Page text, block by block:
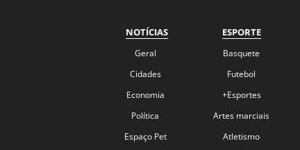
NOTÍCIAS
Geral
Cidades
Economia
Política
Espaço Pet
ESPORTE
Basquete
Futebol
+Esportes
Artes marciais
Atletismo